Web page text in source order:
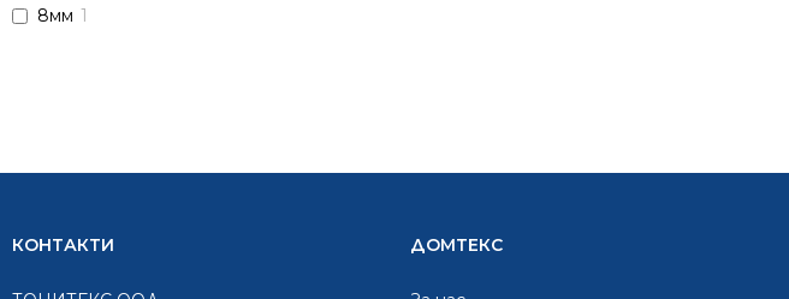
8мм 1
КОНТАКТИ ДОМТЕКС